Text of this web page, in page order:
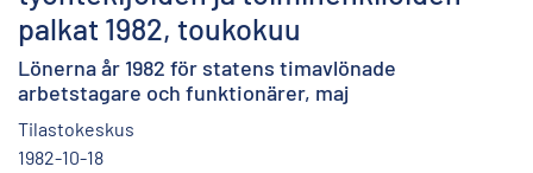
palkat 1982, toukokuu
Lönerna år 1982 för statens timavlönade
arbetstagare och funktionärer, maj
Tilastokeskus
1982-10-18